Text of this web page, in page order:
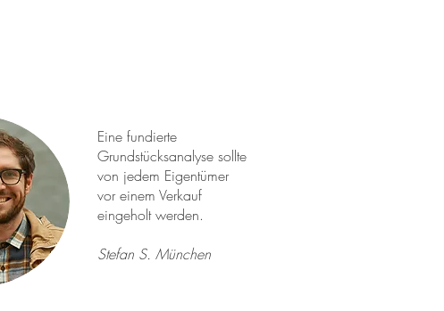
Eine fundierte
Grundstücksanalyse sollte
von jedem Eigentümer
vor einem Verkauf
eingeholt werden.
Stefan S. München